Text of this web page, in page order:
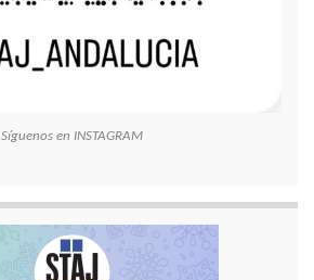
Síguenos en INSTAGRAM